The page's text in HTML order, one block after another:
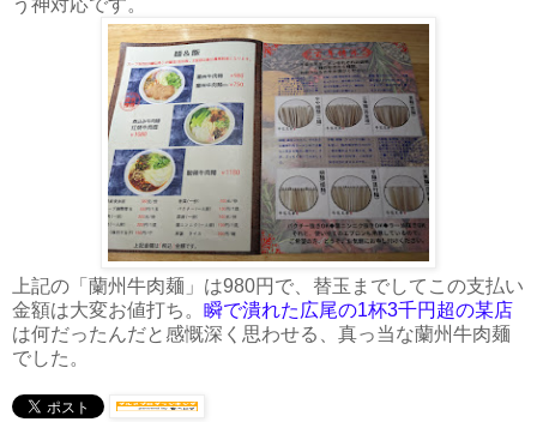
上記の「蘭州牛肉麺」は980円で、替玉までしてこの支払い
金額は大変お値打ち。 瞬で潰れた広尾の1杯3千円超の某店
は何だったんだと感慨深く思わせる、真っ当な蘭州牛肉麺
でした。